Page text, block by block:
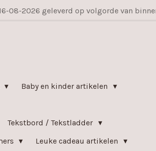
08-2026 geleverd op volgorde van
Baby en kinder artikelen
Tekstbord / Tekstladder
Leuke cadeau artikelen